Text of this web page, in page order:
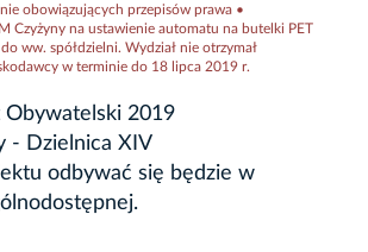
obowiązujących przepisów prawa •
Czyżyny na ustawienie automatu na butelki PET
ww. spółdzielni. Wydział nie otrzymał
w terminie do 18 lipca 2019 r.
Obywatelski 2019
- Dzielnica XIV
odbywać się będzie w